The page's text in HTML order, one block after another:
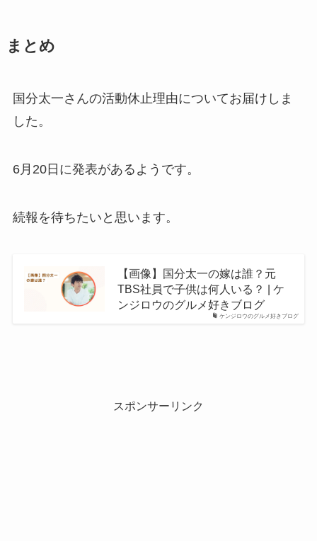
まとめ
国分太一さんの活動休止理由についてお届けしま
した。
6月20日に発表があるようです。
続報を待ちたいと思います。
ケンジロウのグルメ好きブログ
【画像】国分太一の嫁は誰？元
TBS社員で子供は何人いる？ | ケ
ンジロウのグルメ好きブログ
スポンサーリンク